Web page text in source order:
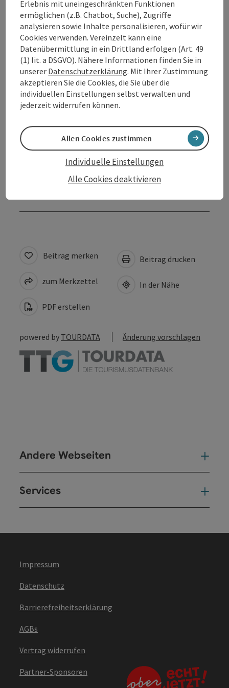
Kontakt
Öffnungszeiten
Anreise/Lage
Preise
Beitrag merken
zum Merkzettel
PDF erstellen
Beitrag drucken
In der Nähe
powered by TOURDATA Änderung vorschlagen
Andere Webseiten
Services
Impressum
Datenschutz
Barrierefreiheitserklärung
AGBs
Vertrag widerrufen
Partner-Sponsoren
Erlebnis mit uneingeschränkten Funktionen
ermöglichen (z.B. Chatbot, Suche), Zugriffe
analysieren sowie Inhalte personalisieren, wofür wir
Cookies verwenden. Vereinzelt kann eine
Datenübermittlung in ein Drittland erfolgen (Art. 49
(1) lit. a DSGVO). Nähere Informationen finden Sie in
unserer Datenschutzerklärung. Mit Ihrer Zustimmung
akzeptieren Sie die Cookies, die Sie über die
individuellen Einstellungen selbst verwalten und
jederzeit widerrufen können.
Alle Cookies deaktivieren
Individuelle Einstellungen
Allen Cookies zustimmen